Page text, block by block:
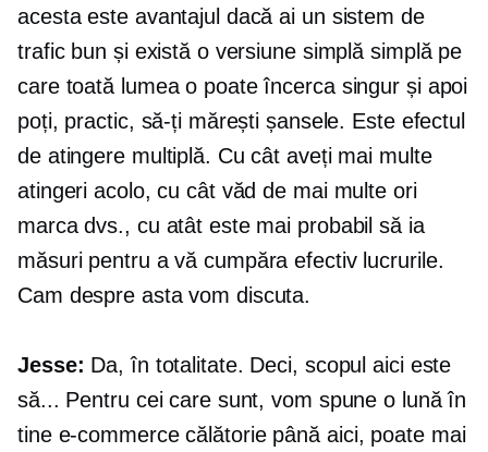
acesta este avantajul dacă ai un sistem de
trafic bun și există o versiune simplă simplă pe
care toată lumea o poate încerca singur și apoi
poți, practic, să-ți mărești șansele. Este efectul
de atingere multiplă. Cu cât aveți mai multe
atingeri acolo, cu cât văd de mai multe ori
marca dvs., cu atât este mai probabil să ia
măsuri pentru a vă cumpăra efectiv lucrurile.
Cam despre asta vom discuta.
Jesse: Da, în totalitate. Deci, scopul aici este
să... Pentru cei care sunt, vom spune o lună în
tine e-commercecălătorie până aici, poate mai